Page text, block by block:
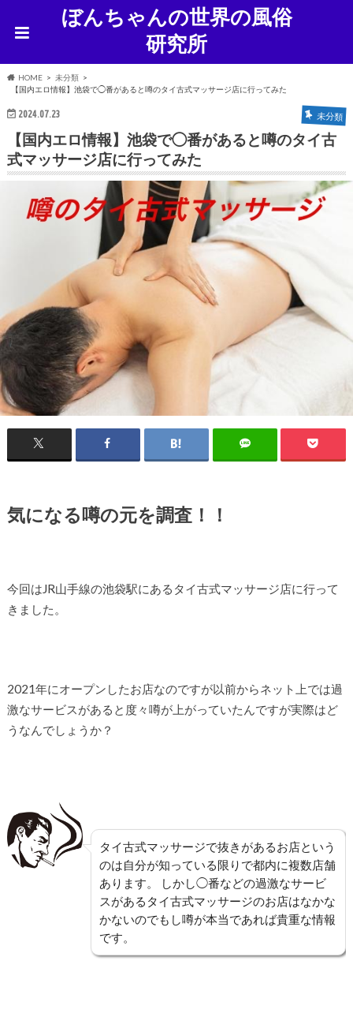
ぼんちゃんの世界の風俗
研究所
HOME
未分類
【国内エロ情報】池袋で◯番があると噂のタイ古式マッサージ店に行ってみた
2024.07.23 未分類
【国内エロ情報】池袋で◯番があると噂のタイ古
式マッサージ店に行ってみた
気になる噂の元を調査！！
今回はJR山手線の池袋駅にあるタイ古式マッサージ店に行って
きました。
2021年にオープンしたお店なのですが以前からネット上では過
激なサービスがあると度々噂が上がっていたんですが実際はど
うなんでしょうか？
タイ古式マッサージで抜きがあるお店という
のは自分が知っている限りで都内に複数店舗
あります。 しかし◯番などの過激なサービ
スがあるタイ古式マッサージのお店はなかな
かないのでもし噂が本当であれば貴重な情報
です。